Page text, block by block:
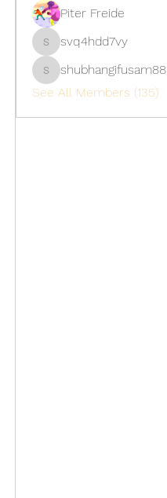
Piter Freide
svq4hdd7vy
svq4hdd7vy
shubhangifusam88
shubhangifusam88
See All Members (135)